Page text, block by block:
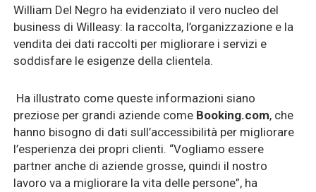
William Del Negro ha evidenziato il vero nucleo del
business di Willeasy: la raccolta, l’organizzazione e la
vendita dei dati raccolti per migliorare i servizi e
soddisfare le esigenze della clientela.
Ha illustrato come queste informazioni siano
preziose per grandi aziende come Booking.com, che
hanno bisogno di dati sull’accessibilità per migliorare
l’esperienza dei propri clienti. “Vogliamo essere
partner anche di aziende grosse, quindi il nostro
lavoro va a migliorare la vita delle persone”, ha